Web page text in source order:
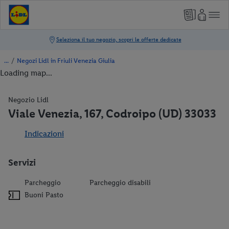
/ Negozi Lidl in Friuli Venezia Giulia
Loading map...
Negozio Lidl
Viale Venezia, 167, Codroipo (UD) 33033
Indicazioni
Servizi
Parcheggio
Parcheggio disabili
Buoni Pasto